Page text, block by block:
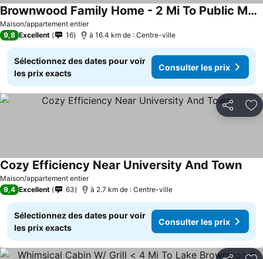
Maison/appartement entier
Brownwood Family Home - 2 Mi To Public Marina!
9,8 Excellent 16 à 16.4 km de : Centre-ville
Sélectionnez des dates pour voir
les prix exacts
Consulter les prix
Partager
Maison/appartement entier
Cozy Efficiency Near University And Town
9,4 Excellent 63 à 2.7 km de : Centre-ville
Sélectionnez des dates pour voir
les prix exacts
Consulter les prix